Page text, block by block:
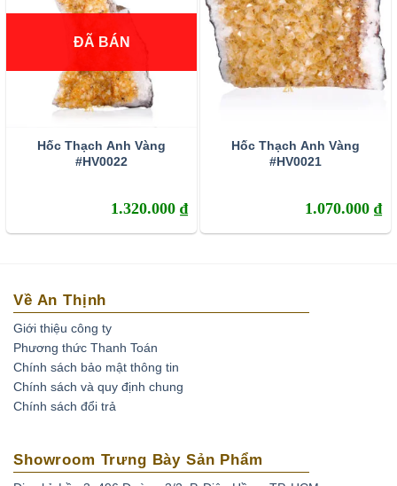
ĐÃ BÁN
Hốc Thạch Anh Vàng
#HV0022
1.320.000 ₫
Hốc Thạch Anh Vàng
#HV0021
1.070.000 ₫
Về An Thịnh
Giới thiệu công ty
Phương thức Thanh Toán
Chính sách bảo mật thông tin
Chính sách và quy định chung
Chính sách đổi trả
Showroom Trưng Bày Sản Phẩm